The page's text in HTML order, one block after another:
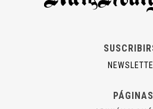
PÁGINAS